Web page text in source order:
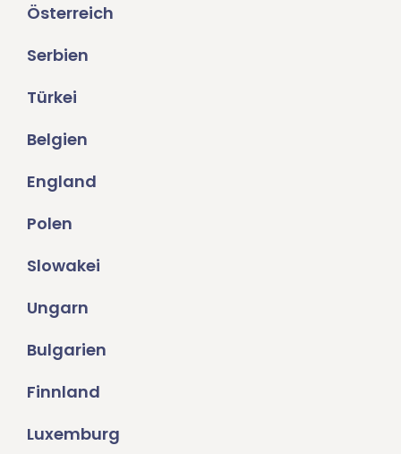
Österreich
Serbien
Türkei
Belgien
England
Polen
Slowakei
Ungarn
Bulgarien
Finnland
Luxemburg